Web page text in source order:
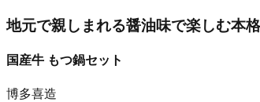
地元で親しまれる醤油味で楽しむ本
国産牛 もつ鍋セット
博多喜造